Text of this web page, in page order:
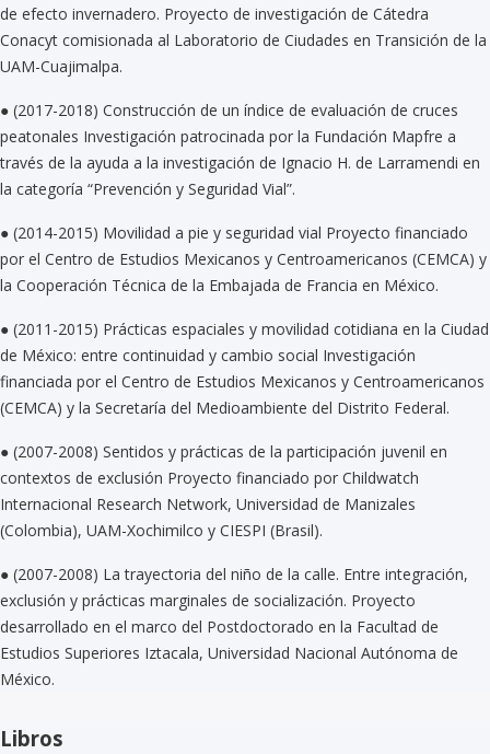
de efecto invernadero. Proyecto de investigación de Cátedra
Conacyt comisionada al Laboratorio de Ciudades en Transición de la
UAM-Cuajimalpa.
● (2017-2018) Construcción de un índice de evaluación de cruces
peatonales Investigación patrocinada por la Fundación Mapfre a
través de la ayuda a la investigación de Ignacio H. de Larramendi en
la categoría “Prevención y Seguridad Vial”.
● (2014-2015) Movilidad a pie y seguridad vial Proyecto financiado
por el Centro de Estudios Mexicanos y Centroamericanos (CEMCA) y
la Cooperación Técnica de la Embajada de Francia en México.
● (2011-2015) Prácticas espaciales y movilidad cotidiana en la Ciudad
de México: entre continuidad y cambio social Investigación
financiada por el Centro de Estudios Mexicanos y Centroamericanos
(CEMCA) y la Secretaría del Medioambiente del Distrito Federal.
● (2007-2008) Sentidos y prácticas de la participación juvenil en
contextos de exclusión Proyecto financiado por Childwatch
Internacional Research Network, Universidad de Manizales
(Colombia), UAM-Xochimilco y CIESPI (Brasil).
● (2007-2008) La trayectoria del niño de la calle. Entre integración,
exclusión y prácticas marginales de socialización. Proyecto
desarrollado en el marco del Postdoctorado en la Facultad de
Estudios Superiores Iztacala, Universidad Nacional Autónoma de
México.
Libros